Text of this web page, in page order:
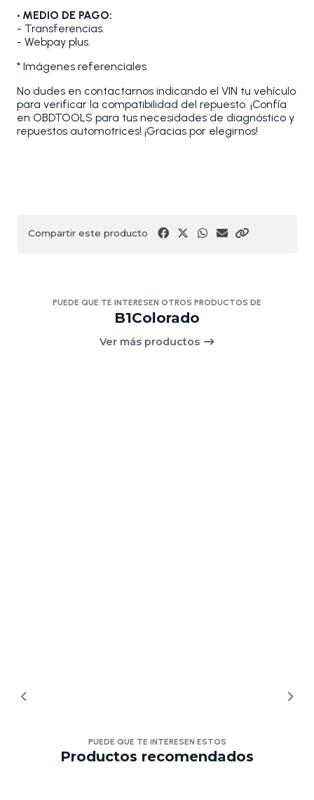
• MEDIO DE PAGO:
- Transferencias.
- Webpay plus.
* Imágenes referenciales
No dudes en contactarnos indicando el VIN tu vehículo
para verificar la compatibilidad del repuesto. ¡Confía
en OBDTOOLS para tus necesidades de diagnóstico y
repuestos automotrices! ¡Gracias por elegirnos!
Compartir este producto
PUEDE QUE TE INTERESEN OTROS PRODUCTOS DE
B1Colorado
Ver más productos
PUEDE QUE TE INTERESEN ESTOS
Productos recomendados